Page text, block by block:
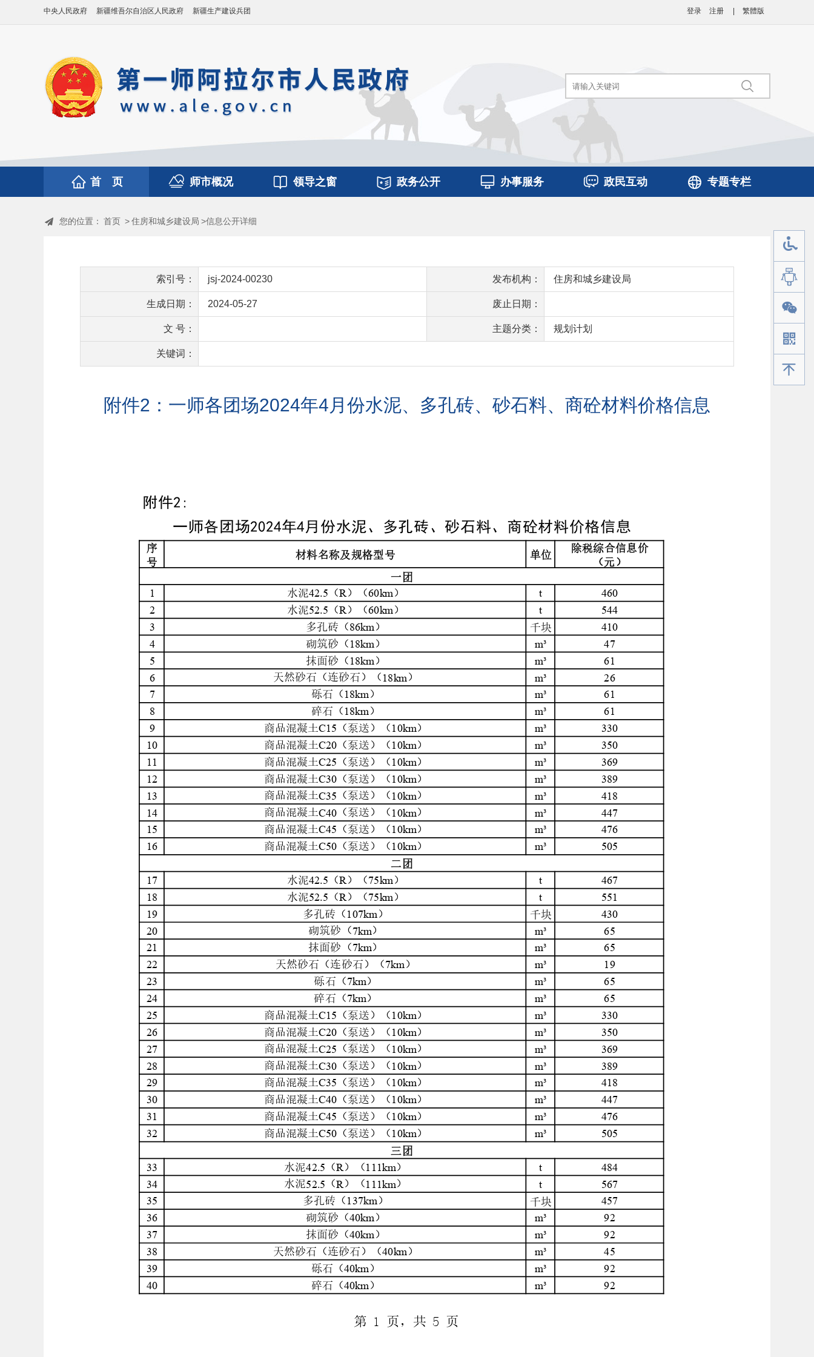
登录 注册 繁體版
中央人民政府 新疆维吾尔自治区人民政府 新疆生产建设兵团
首 页 师市概况 领导之窗 政务公开 办事服务 政民互动 专题专栏
您的位置： 首页 >住房和城乡建设局 >信息公开详细
索引号： jsj-2024-00230 发布机构： 住房和城乡建设局
生成日期： 2024-05-27 废止日期：
文 号： 主题分类： 规划计划
关键词：
附件2：一师各团场2024年4月份水泥、多孔砖、砂石料、商砼材料价格信息
手机版